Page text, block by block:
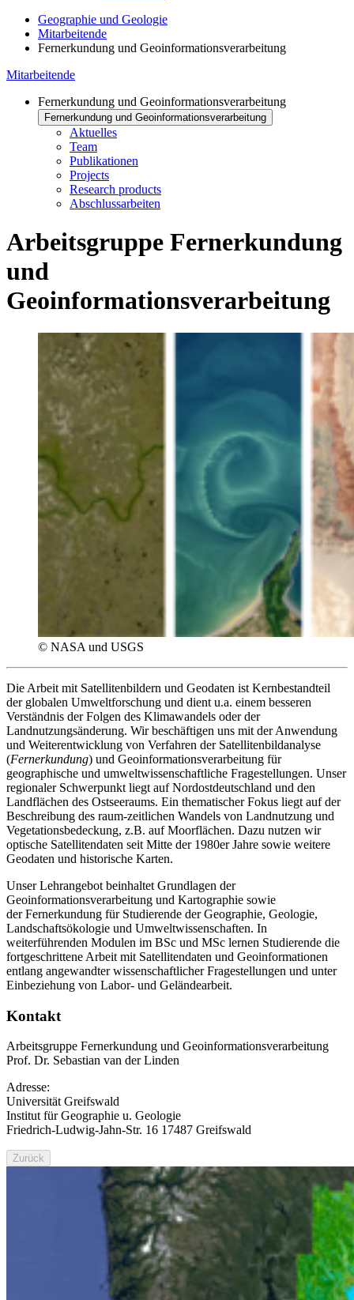
Geographie und Geologie
Mitarbeitende
Fernerkundung und Geoinformationsverarbeitung
Mitarbeitende
Fernerkundung und Geoinformationsverarbeitung
Fernerkundung und Geoinformationsverarbeitung
Aktuelles
Team
Publikationen
Projects
Research products
Abschlussarbeiten
Arbeitsgruppe Fernerkundung
und
Geoinformationsverarbeitung
© NASA und USGS
Die Arbeit mit Satellitenbildern und Geodaten ist Kernbestandteil
der globalen Umweltforschung und dient u.a. einem besseren
Verständnis der Folgen des Klimawandels oder der
Landnutzungsänderung. Wir beschäftigen uns mit der Anwendung
und Weiterentwicklung von Verfahren der Satellitenbildanalyse
(Fernerkundung) und Geoinformationsverarbeitung für
geographische und umweltwissenschaftliche Fragestellungen. Unser
regionaler Schwerpunkt liegt auf Nordostdeutschland und den
Landflächen des Ostseeraums. Ein thematischer Fokus liegt auf der
Beschreibung des raum-zeitlichen Wandels von Landnutzung und
Vegetationsbedeckung, z.B. auf Moorflächen. Dazu nutzen wir
optische Satellitendaten seit Mitte der 1980er Jahre sowie weitere
Geodaten und historische Karten.
Unser Lehrangebot beinhaltet Grundlagen der
Geoinformationsverarbeitung und Kartographie sowie
der Fernerkundung für Studierende der Geographie, Geologie,
Landschaftsökologie und Umweltwissenschaften. In
weiterführenden Modulen im BSc und MSc lernen Studierende die
fortgeschrittene Arbeit mit Satellitendaten und Geoinformationen
entlang angewandter wissenschaftlicher Fragestellungen und unter
Einbeziehung von Labor- und Geländearbeit.
Kontakt
Arbeitsgruppe Fernerkundung und Geoinformationsverarbeitung
Prof. Dr. Sebastian van der Linden
Adresse:
Universität Greifswald
Institut für Geographie u. Geologie
Friedrich-Ludwig-Jahn-Str. 16 17487 Greifswald
Zurück